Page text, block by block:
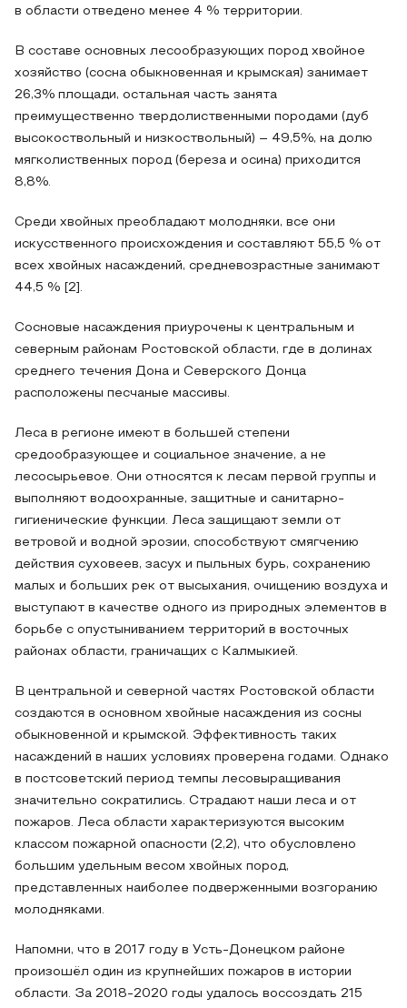
в области отведено менее 4 % территории.
В составе основных лесообразующих пород хвойное
хозяйство (сосна обыкновенная и крымская) занимает
26,3% площади, остальная часть занята
преимущественно твердолиственными породами (дуб
высокоствольный и низкоствольный) – 49,5%, на долю
мягколиственных пород (береза и осина) приходится
8,8%.
Среди хвойных преобладают молодняки, все они
искусственного происхождения и составляют 55,5 % от
всех хвойных насаждений, средневозрастные занимают
44,5 % [2].
Сосновые насаждения приурочены к центральным и
северным районам Ростовской области, где в долинах
среднего течения Дона и Северского Донца
расположены песчаные массивы.
Леса в регионе имеют в большей степени
средообразующее и социальное значение, а не
лесосырьевое. Они относятся к лесам первой группы и
выполняют водоохранные, защитные и санитарно-
гигиенические функции. Леса защищают земли от
ветровой и водной эрозии, способствуют смягчению
действия суховеев, засух и пыльных бурь, сохранению
малых и больших рек от высыхания, очищению воздуха и
выступают в качестве одного из природных элементов в
борьбе с опустыниванием территорий в восточных
районах области, граничащих с Калмыкией.
В центральной и северной частях Ростовской области
создаются в основном хвойные насаждения из сосны
обыкновенной и крымской. Эффективность таких
насаждений в наших условиях проверена годами. Однако
в постсоветский период темпы лесовыращивания
значительно сократились. Страдают наши леса и от
пожаров. Леса области характеризуются высоким
классом пожарной опасности (2,2), что обусловлено
большим удельным весом хвойных пород,
представленных наиболее подверженными возгоранию
молодняками.
Напомни, что в 2017 году в Усть-Донецком районе
произошёл один из крупнейших пожаров в истории
области. За 2018-2020 годы удалось воссоздать 215